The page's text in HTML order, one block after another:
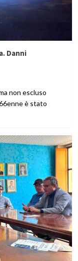
Danni
non escluso
è stato